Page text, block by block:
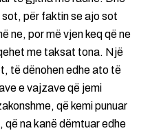
për faktin se ajo sot
ne, por më vjen keq që ne
me taksat tona. Një
të dënohen edhe ato të
e vajzave që jemi
që kemi punuar
që na kanë dëmtuar edhe